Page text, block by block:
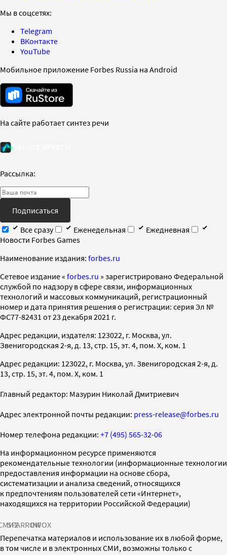
Мы в соцсетях:
Telegram
ВКонтакте
YouTube
Мобильное приложение Forbes Russia на Android
На сайте работает синтез речи
Рассылка:
Подписаться
Все сразу
Еженедельная
Ежедневная
Новости Forbes Games
Наименование издания: forbes.ru
Cетевое издание « forbes.ru » зарегистрировано Федеральной
службой по надзору в сфере связи, информационных
технологий и массовых коммуникаций, регистрационный
номер и дата принятия решения о регистрации: серия Эл №
ФС77-82431 от 23 декабря 2021 г.
Адрес редакции, издателя: 123022, г. Москва, ул.
Звенигородская 2-я, д. 13, стр. 15, эт. 4, пом. X, ком. 1
Адрес редакции: 123022, г. Москва, ул. Звенигородская 2-я, д.
13, стр. 15, эт. 4, пом. X, ком. 1
Главный редактор: Мазурин Николай Дмитриевич
Адрес электронной почты редакции: press-release@forbes.ru
Номер телефона редакции: +7 (495) 565-32-06
На информационном ресурсе применяются
рекомендательные технологии (информационные технологии
предоставления информации на основе сбора,
систематизации и анализа сведений, относящихся
к предпочтениям пользователей сети «Интернет»,
находящихся на территории Российской Федерации)
SPARROWINFOX
Перепечатка материалов и использование их в любой форме,
в том числе и в электронных СМИ, возможны только с